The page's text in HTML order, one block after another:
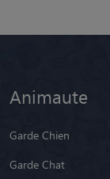
Animaute
Garde Chien
Garde Chat